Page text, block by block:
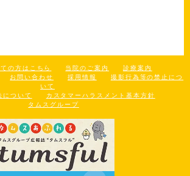
の方はこちら 当院のご案内
診療案内
お問い合わせ 採用情報
撮影行為等の禁止につ
いて
について
カスタマーハラスメント基本方針
タムスグループ